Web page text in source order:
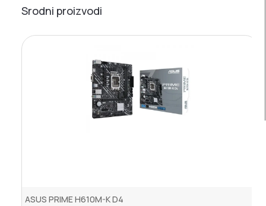
Srodni proizvodi
ASUS PRIME H610M-K D4